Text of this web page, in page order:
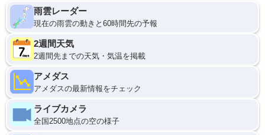
雨雲レーダー
現在の雨雲の動きと60時間先の予報
2週間天気
2週間先までの天気・気温を掲載
アメダス
アメダスの最新情報をチェック
ライブカメラ
全国2500地点の空の様子